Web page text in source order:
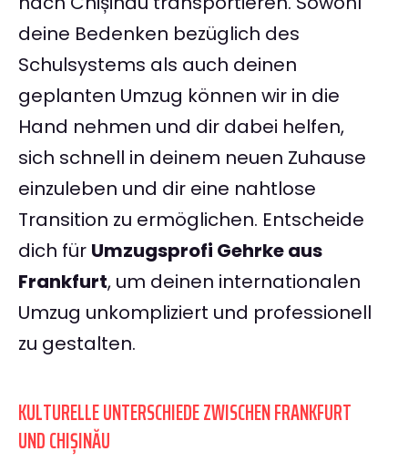
deine Bedenken bezüglich des
Schulsystems als auch deinen
geplanten Umzug können wir in die
Hand nehmen und dir dabei helfen,
sich schnell in deinem neuen Zuhause
einzuleben und dir eine nahtlose
Transition zu ermöglichen. Entscheide
dich für Umzugsprofi Gehrke aus
Frankfurt, um deinen internationalen
Umzug unkompliziert und professionell
zu gestalten.
KULTURELLE UNTERSCHIEDE ZWISCHEN FRANKFURT
UND CHIȘINĂU